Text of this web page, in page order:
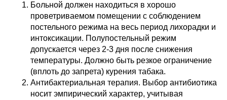
Больной должен находиться в хорошо
проветриваемом помещении с соблюдением
постельного режима на весь период лихорадки и
интоксикации. Полупостельный режим
допускается через 2-3 дня после снижения
температуры. Должно быть резкое ограничение
(вплоть до запрета) курения табака.
Антибактериальная терапия. Выбор антибиотика
носит эмпирический характер, учитывая